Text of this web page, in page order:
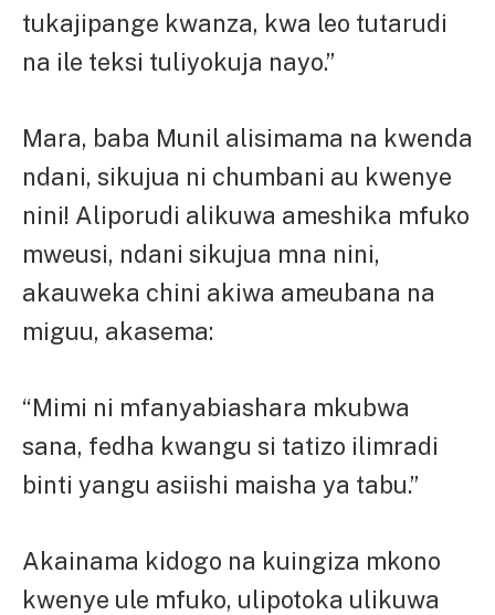
tukajipange kwanza, kwa leo tutarudi
na ile teksi tuliyokuja nayo.”
Mara, baba Munil alisimama na kwenda
ndani, sikujua ni chumbani au kwenye
nini! Aliporudi alikuwa ameshika mfuko
mweusi, ndani sikujua mna nini,
akauweka chini akiwa ameubana na
miguu, akasema:
“Mimi ni mfanyabiashara mkubwa
sana, fedha kwangu si tatizo ilimradi
binti yangu asiishi maisha ya tabu.”
Akainama kidogo na kuingiza mkono
kwenye ule mfuko, ulipotoka ulikuwa